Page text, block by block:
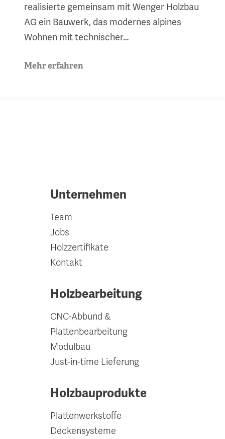
realisierte gemeinsam mit Wenger Holzbau
AG ein Bauwerk, das modernes alpines
Wohnen mit technischer…
Mehr erfahren
Unternehmen
Team
Jobs
Holzzertifikate
Kontakt
Holzbearbeitung
CNC-Abbund &
Plattenbearbeitung
Modulbau
Just-in-time Lieferung
Holzbauprodukte
Plattenwerkstoffe
Deckensysteme